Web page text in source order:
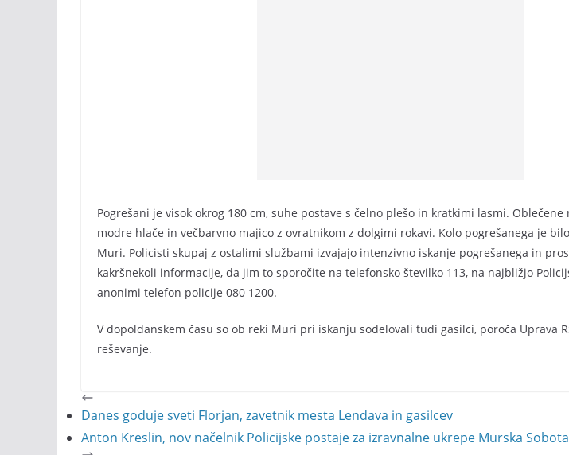
Pogrešani je visok okrog 180 cm, suhe postave s čelno plešo in kratkimi lasmi.
modre hlače in večbarvno majico z ovratnikom z dolgimi rokavi. Kolo pogrešanega je
Muri. Policisti skupaj z ostalimi službami izvajajo intenzivno iskanje pogrešanega in
kakršnekoli informacije, da jim to sporočite na telefonsko številko 113, na najbližjo
anonimi telefon policije 080 1200.
V dopoldanskem času so ob reki Muri pri iskanju sodelovali tudi gasilci, poroča Uprava
reševanje.
Danes goduje sveti Florjan, zavetnik mesta Lendava in gasilcev
Anton Kreslin, nov načelnik Policijske postaje za izravnalne ukrepe Murska